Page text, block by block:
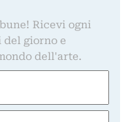
Ricevi ogni
giorno e
dell'arte.